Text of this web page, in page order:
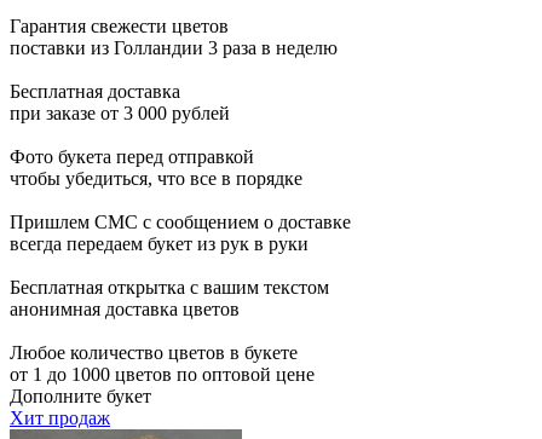
Гарантия свежести цветов
поставки из Голландии 3 раза в неделю
Бесплатная доставка
при заказе от 3 000 рублей
Фото букета перед отправкой
чтобы убедиться, что все в порядке
Пришлем СМС с сообщением о доставке
всегда передаем букет из рук в руки
Бесплатная открытка с вашим текстом
анонимная доставка цветов
Любое количество цветов в букете
от 1 до 1000 цветов по оптовой цене
Дополните букет
Хит продаж